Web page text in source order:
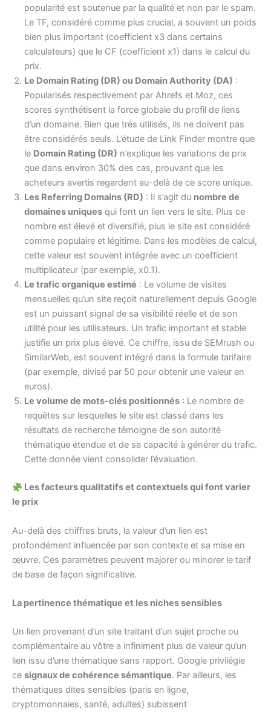
popularité est soutenue par la qualité et non par le spam.
Le TF, considéré comme plus crucial, a souvent un poids
bien plus important (coefficient x3 dans certains
calculateurs) que le CF (coefficient x1) dans le calcul du
prix.
Le Domain Rating (DR) ou Domain Authority (DA) :
Popularisés respectivement par Ahrefs et Moz, ces
scores synthétisent la force globale du profil de liens
d’un domaine. Bien que très utilisés, ils ne doivent pas
être considérés seuls. L’étude de Link Finder montre que
le Domain Rating (DR) n’explique les variations de prix
que dans environ 30% des cas, prouvant que les
acheteurs avertis regardent au-delà de ce score unique.
Les Referring Domains (RD) : Il s’agit du nombre de
domaines uniques qui font un lien vers le site. Plus ce
nombre est élevé et diversifié, plus le site est considéré
comme populaire et légitime. Dans les modèles de calcul,
cette valeur est souvent intégrée avec un coefficient
multiplicateur (par exemple, x0.1).
Le trafic organique estimé : Le volume de visites
mensuelles qu’un site reçoit naturellement depuis Google
est un puissant signal de sa visibilité réelle et de son
utilité pour les utilisateurs. Un trafic important et stable
justifie un prix plus élevé. Ce chiffre, issu de SEMrush ou
SimilarWeb, est souvent intégré dans la formule tarifaire
(par exemple, divisé par 50 pour obtenir une valeur en
euros).
Le volume de mots-clés positionnés : Le nombre de
requêtes sur lesquelles le site est classé dans les
résultats de recherche témoigne de son autorité
thématique étendue et de sa capacité à générer du trafic.
Cette donnée vient consolider l’évaluation.
Les facteurs qualitatifs et contextuels qui font varier
le prix
Au-delà des chiffres bruts, la valeur d’un lien est
profondément influencée par son contexte et sa mise en
œuvre. Ces paramètres peuvent majorer ou minorer le tarif
de base de façon significative.
La pertinence thématique et les niches sensibles
Un lien provenant d’un site traitant d’un sujet proche ou
complémentaire au vôtre a infiniment plus de valeur qu’un
lien issu d’une thématique sans rapport. Google privilégie
ce signaux de cohérence sémantique. Par ailleurs, les
thématiques dites sensibles (paris en ligne,
cryptomonnaies, santé, adultes) subissent